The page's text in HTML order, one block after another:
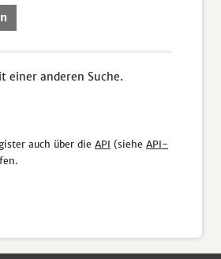
einer anderen Suche.
auch über die API (siehe API-